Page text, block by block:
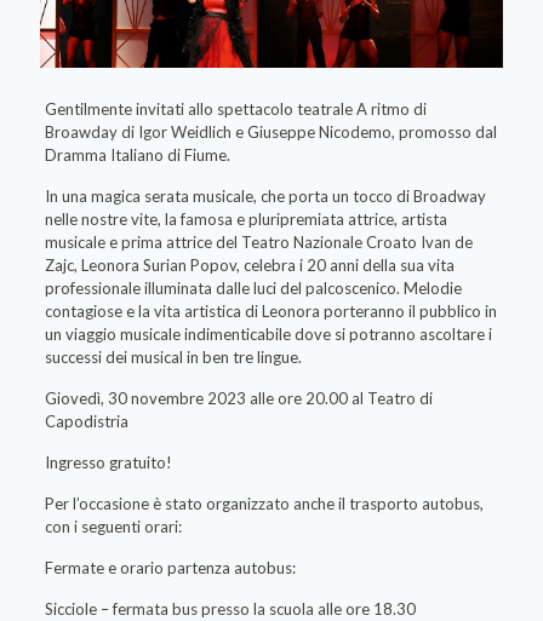
Gentilmente invitati allo spettacolo teatrale A ritmo di
Broawday di Igor Weidlich e Giuseppe Nicodemo, promosso dal
Dramma Italiano di Fiume.
In una magica serata musicale, che porta un tocco di Broadway
nelle nostre vite, la famosa e pluripremiata attrice, artista
musicale e prima attrice del Teatro Nazionale Croato Ivan de
Zajc, Leonora Surian Popov, celebra i 20 anni della sua vita
professionale illuminata dalle luci del palcoscenico. Melodie
contagiose e la vita artistica di Leonora porteranno il pubblico in
un viaggio musicale indimenticabile dove si potranno ascoltare i
successi dei musical in ben tre lingue.
Giovedì, 30 novembre 2023 alle ore 20.00 al Teatro di
Capodistria
Ingresso gratuito!
Per l’occasione è stato organizzato anche il trasporto autobus,
con i seguenti orari:
Fermate e orario partenza autobus:
Sicciole – fermata bus presso la scuola alle ore 18.30